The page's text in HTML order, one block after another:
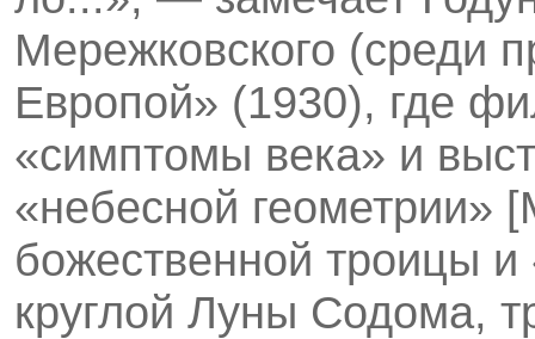
Мережковского (среди
Европой» (1930), где
«симптомы века» и
«небесной геометрии»
божественной троицы и
круглой Луны Содома,